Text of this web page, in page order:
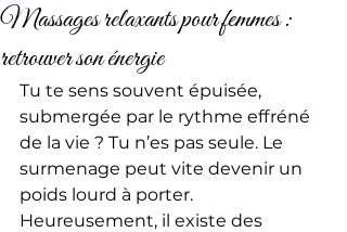
Massages relaxants pour femmes :
retrouver son énergie
Tu te sens souvent épuisée,
submergée par le rythme effréné
de la vie ? Tu n’es pas seule. Le
surmenage peut vite devenir un
poids lourd à porter.
Heureusement, il existe des